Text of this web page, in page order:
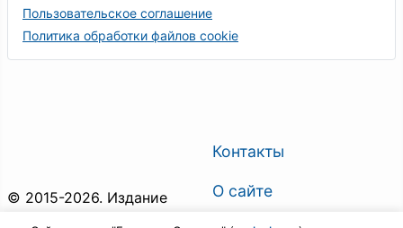
Пользовательское соглашение
Политика обработки файлов cookie
© 2015-2026. Издание
Контакты
О сайте